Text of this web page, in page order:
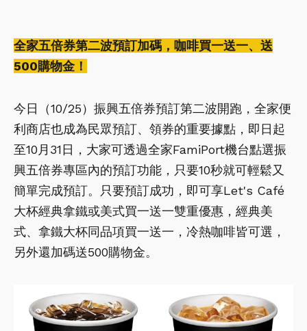
全家五倍券第二波預訂加碼，咖啡買一送一、送
500購物金！
今日（10/25）振興五倍券預訂第二波開跑，全家便
利商店也成為民眾預訂、領券的重要據點，即日起
至10月31日，大家可透過全家FamiPort機台點選振
興五倍券專區內的預訂功能，只要10秒就可輕鬆又
簡單完成預訂。只要預訂成功，即可享Let's Café
大杯經典拿鐵或美式買一送一雙重優惠，經典美
式、拿鐵大杯同品項買一送一，冷熱咖啡皆可選，
另外還加碼送500購物金。